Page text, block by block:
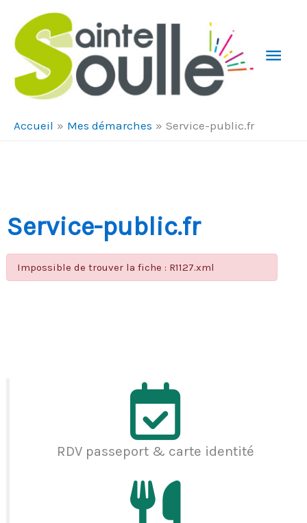
Accueil Mes démarches Service-public.fr
Service-public.fr
Impossible de trouver la fiche : R1127.xml
RDV passeport & carte identité